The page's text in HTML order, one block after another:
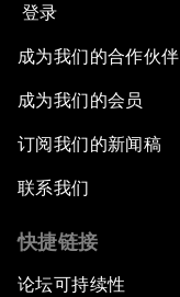
登录
成为我们的合作伙伴
成为我们的会员
订阅我们的新闻稿
联系我们
快捷链接
论坛可持续性